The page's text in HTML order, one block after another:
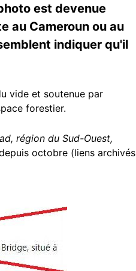
est devenue
au Cameroun ou au
indiquer qu'il
vide et soutenue par
forestier.
région du Sud-Ouest,
octobre (liens archivés